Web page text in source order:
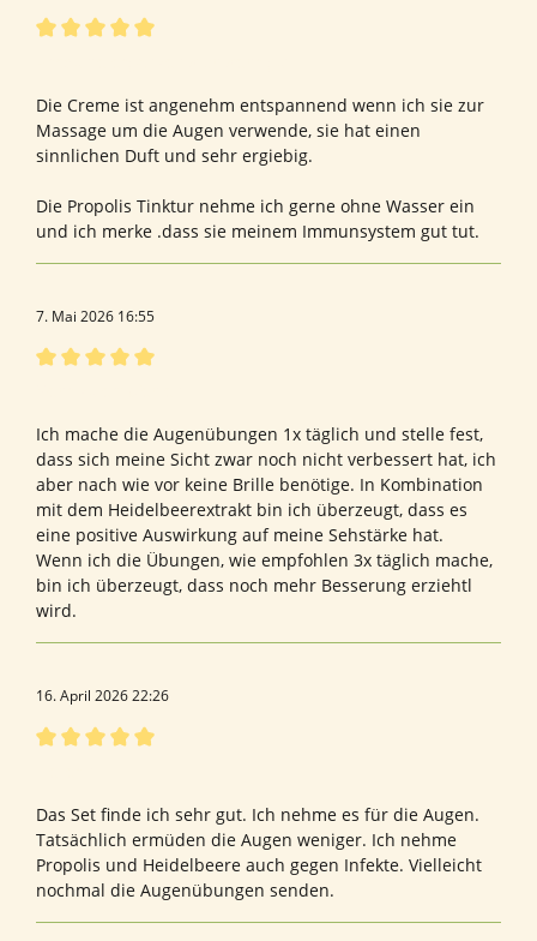
Die Creme ist angenehm entspannend wenn ich sie zur
Massage um die Augen verwende, sie hat einen
sinnlichen Duft und sehr ergiebig.
Die Propolis Tinktur nehme ich gerne ohne Wasser ein
und ich merke .dass sie meinem Immunsystem gut tut.
7. Mai 2026 16:55
Ich mache die Augenübungen 1x täglich und stelle fest,
dass sich meine Sicht zwar noch nicht verbessert hat, ich
aber nach wie vor keine Brille benötige. In Kombination
mit dem Heidelbeerextrakt bin ich überzeugt, dass es
eine positive Auswirkung auf meine Sehstärke hat.
Wenn ich die Übungen, wie empfohlen 3x täglich mache,
bin ich überzeugt, dass noch mehr Besserung erziehtl
wird.
16. April 2026 22:26
Das Set finde ich sehr gut. Ich nehme es für die Augen.
Tatsächlich ermüden die Augen weniger. Ich nehme
Propolis und Heidelbeere auch gegen Infekte. Vielleicht
nochmal die Augenübungen senden.